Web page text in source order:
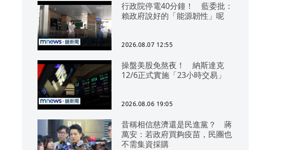
行政院停電40分鐘！ 藍委批：
賴政府說好的「能源韌性」呢
2026.08.07 12:55
操盤美股免熬夜！ 納斯達克
12/6正式實施「23小時交易」
2026.08.06 19:05
昔稱相信慈濟還是民進黨？ 蔣
萬安：若政府買夠疫苗，民團也
不需集資採購